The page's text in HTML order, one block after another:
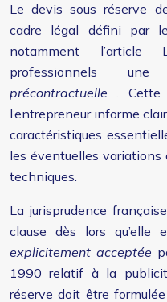
Le devis sous réserve
cadre légal défini par
notamment
professionnels
précontractuelle. Cette
l’entrepreneur informe
caractéristiques
les éventuelles variations
techniques.
La jurisprudence
clause dès lors qu’elle
explicitement acceptée
1990 relatif à la
réserve doit être